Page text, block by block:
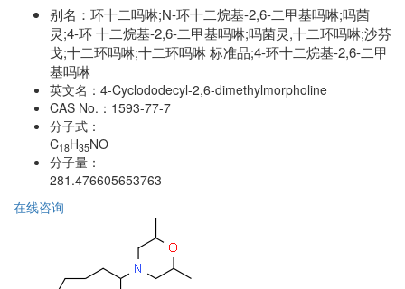
别名： 环十二吗啉;N-环十二烷基-2,6-二甲基吗啉;吗菌
灵;4-环 十二烷基-2,6-二甲基吗啉;吗菌灵,十二环吗啉;沙芬
戈;十二环吗啉;十二环吗啉 标准品;4-环十二烷基-2,6-二甲
基吗啉
英文名： 4-Cyclododecyl-2,6-dimethylmorpholine
CAS No.： 1593-77-7
分子式：
C18H35NO
分子量：
281.476605653763
在线咨询